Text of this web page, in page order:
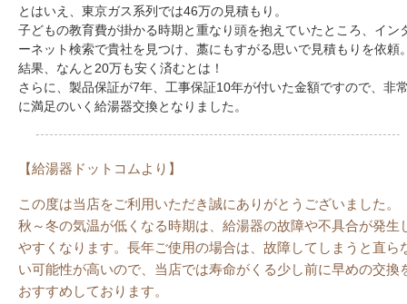
とはいえ、東京ガス系列では46万の見積もり。
子どもの教育費が掛かる時期と重なり頭を抱えていたところ、イン
ーネット検索で貴社を見つけ、藁にもすがる思いで見積もりを依頼
結果、なんと20万も安く済むとは！
さらに、製品保証が7年、工事保証10年が付いた金額ですので、非
に満足のいく給湯器交換となりました。
【給湯器ドットコムより】
この度は当店をご利用いただき誠にありがとうございました。
秋～冬の気温が低くなる時期は、給湯器の故障や不具合が発生
やすくなります。長年ご使用の場合は、故障してしまうと直ら
い可能性が高いので、当店では寿命がくる少し前に早めの交換
おすすめしております。